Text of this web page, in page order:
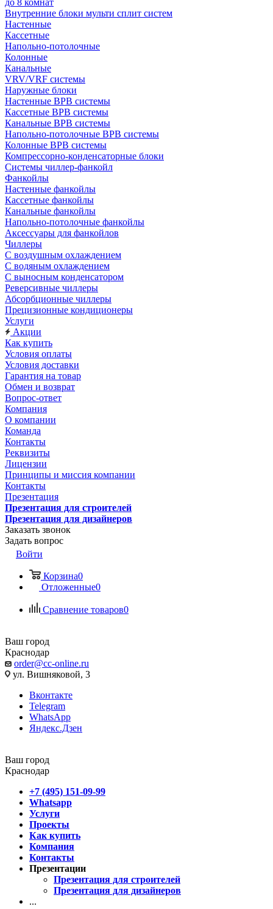
до 8 комнат
Внутренние блоки мульти сплит систем
Настенные
Кассетные
Напольно-потолочные
Колонные
Канальные
VRV/VRF системы
Наружные блоки
Настенные ВРВ системы
Кассетные ВРВ системы
Канальные ВРВ системы
Напольно-потолочные ВРВ системы
Колонные ВРВ системы
Компрессорно-конденсаторные блоки
Системы чиллер-фанкойл
Фанкойлы
Настенные фанкойлы
Кассетные фанкойлы
Канальные фанкойлы
Напольно-потолочные фанкойлы
Аксессуары для фанкойлов
Чиллеры
С воздушным охлаждением
С водяным охлаждением
С выносным конденсатором
Реверсивные чиллеры
Абсорбционные чиллеры
Прецизионные кондиционеры
Услуги
Акции
Как купить
Условия оплаты
Условия доставки
Гарантия на товар
Обмен и возврат
Вопрос-ответ
Компания
О компании
Команда
Контакты
Реквизиты
Лицензии
Принципы и миссия компании
Контакты
Презентация
Презентация для строителей
Презентация для дизайнеров
Заказать звонок
Задать вопрос
Войти
Корзина0
Отложенные0
Сравнение товаров0
Ваш город
Краснодар
order@cc-online.ru
ул. Вишняковой, 3
Вконтакте
Telegram
WhatsApp
Яндекс.Дзен
Ваш город
Краснодар
+7 (495) 151-09-99
Whatsapp
Услуги
Проекты
Как купить
Компания
Контакты
Презентации
Презентация для строителей
Презентация для дизайнеров
...